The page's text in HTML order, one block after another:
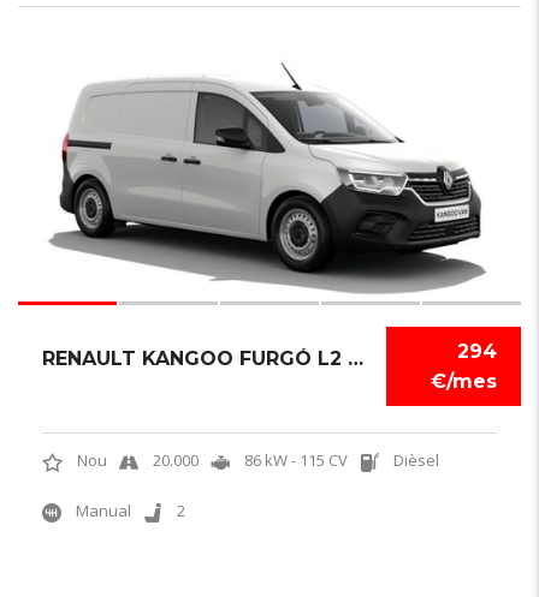
294
€/mes
RENAULT KANGOO FURGÓ L2 1.5 BLUE DCI
Nou 20.000 86 kW - 115 CV Dièsel
Manual 2